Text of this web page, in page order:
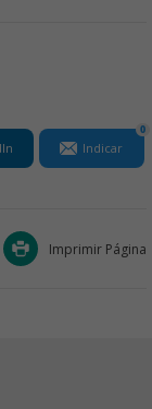
Indicar
0
Imprimir Página